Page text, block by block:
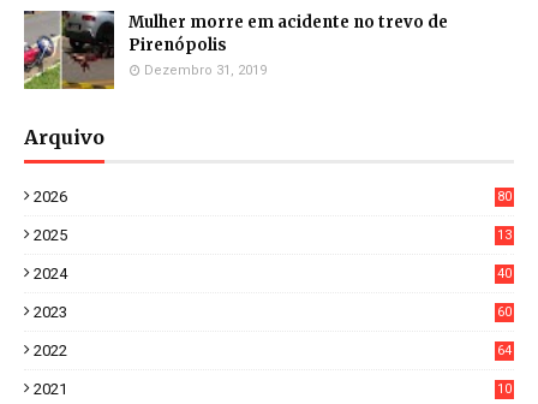
Mulher morre em acidente no trevo de
Pirenópolis
Dezembro 31, 2019
Arquivo
2026
80
2025
13
2024
40
2023
60
2022
64
2021
10